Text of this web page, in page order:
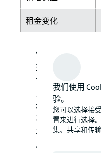
租金变化
低租金刺激下，一
交量较上季度有所
可观的租金折扣录
上的新租成交。明
格有效刺激一些
不过，由于当下
北京物流地产市
户被吸引至租金更
我们使用
验。
您可以选择接
置来进行选择
集、共享和传